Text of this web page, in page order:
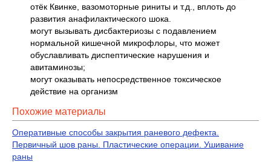
отёк Квинке, вазомоторные риниты и т.д., вплоть до
развития анафилактического шока.
могут вызывать дисбактериозы с подавлением
нормальной кишечной микрофлоры, что может
обуславливать диспептические нарушения и
авитаминозы;
могут оказывать непосредственное токсическое
действие на организм
Похожие материалы
Оперативные способы закрытия раневого дефекта.
Первичный шов раны. Пластические операции. Ушивание
раны